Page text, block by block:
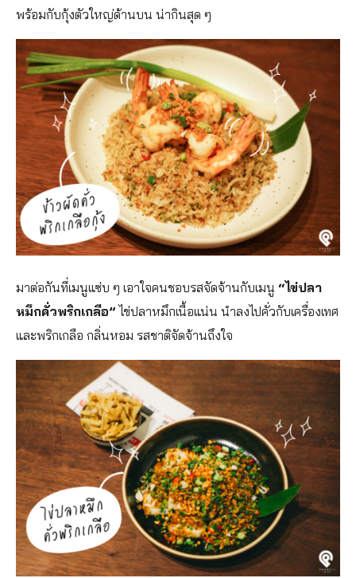
พร้อมกับกุ้งตัวใหญ่ด้านบน น่ากินสุด ๆ
มาต่อกันที่เมนูแซ่บ ๆ เอาใจคนชอบรสจัดจ้านกับเมนู “ไข่ปลา
หมึกคั่วพริกเกลือ” ไข่ปลาหมึกเนื้อแน่น นำลงไปคั่วกับเครื่องเทศ
และพริกเกลือ กลิ่นหอม รสชาติจัดจ้านถึงใจ